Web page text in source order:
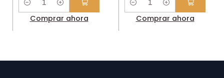
Cantidad
Comprar ahora
Cantidad
Comprar ahora